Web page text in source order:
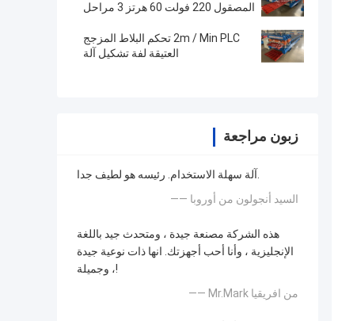
المصقول 220 فولت 60 هرتز 3 مراحل
2m / Min PLC تحكم البلاط المزجج
العتيقة لفة تشكيل آلة
زبون مراجعة
آلة سهلة الاستخدام. رئيسه هو لطيف جدا.
—— السيد أنجولون من أوروبا
هذه الشركة مصنعة جيدة ، ومتحدث جيد باللغة
الإنجليزية ، وأنا أحب أجهزتك. انها ذات نوعية جيدة
، وجميلة!
—— Mr.Mark من افريقيا